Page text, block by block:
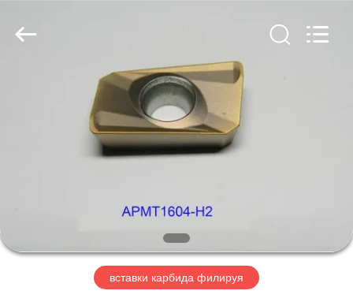
ПРОДУКТЫ
ПУТЕШЕСТВИЕ
ФАБРИКИ
Rights
Reserved.
вставки карбида филируя